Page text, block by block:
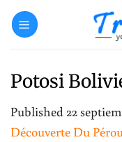
Skip
Potosi
Published22
Découverte Du